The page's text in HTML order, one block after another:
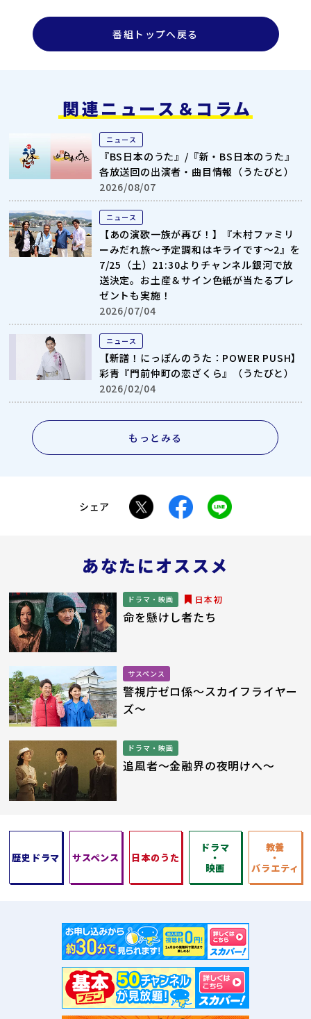
番組トップへ戻る
関連ニュース＆コラム
ニュース
『BS日本のうた』/『新・BS日本のうた』
各放送回の出演者・曲目情報（うたびと）
2026/08/07
ニュース
【あの演歌一族が再び！】『木村ファミリ
ーみだれ旅～予定調和はキライです～2』を
7/25（土）21:30よりチャンネル銀河で放
送決定。お土産＆サイン色紙が当たるプレ
ゼントも実施！
2026/07/04
ニュース
【新譜！にっぽんのうた：POWER PUSH】
彩青『門前仲町の恋ざくら』（うたびと）
2026/02/04
もっとみる
シェア
あなたにオススメ
ドラマ・映画 日本初
命を懸けし者たち
サスペンス
警視庁ゼロ係～スカイフライヤー
ズ～
ドラマ・映画
追風者～金融界の夜明けへ～
歴史ドラマ サスペンス 日本のうた
ドラマ
・
映画
教養
・
バラエティ